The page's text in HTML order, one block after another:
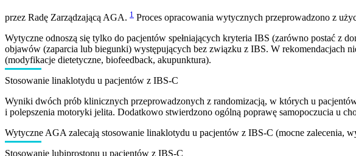
przez Radę Zarządzającą AGA. 1 Proces opracowania wytycznych przeprowadzono z
Wytyczne odnoszą się tylko do pacjentów spełniających kryteria IBS (zarówno postać
objawów (zaparcia lub biegunki) występujących bez związku z IBS. W rekomendacjach
(modyfikacje dietetyczne, biofeedback, akupunktura).
Stosowanie linaklotydu u pacjentów z IBS-C
Wyniki dwóch prób klinicznych przeprowadzonych z randomizacją, w których u
i polepszenia motoryki jelita. Dodatkowo stwierdzono ogólną poprawę samopoczucia u
Wytyczne AGA zalecają stosowanie linaklotydu u pacjentów z IBS-C (mocne zalecenia,
Stosowanie lubiprostonu u pacjentów z IBS-C